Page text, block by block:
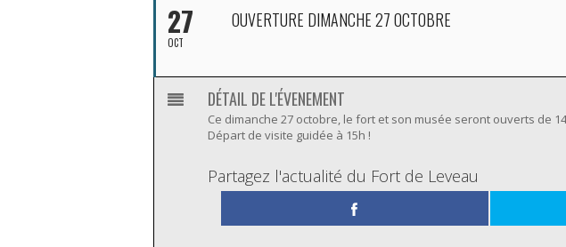
27
OCT
OUVERTURE DIMANCHE 27 OCTOBRE
DÉTAIL DE L'ÉVENEMENT
Ce dimanche 27 octobre, le fort et son musée seront ouverts de
Départ de visite guidée à 15h !
Partagez l'actualité du Fort de Leveau